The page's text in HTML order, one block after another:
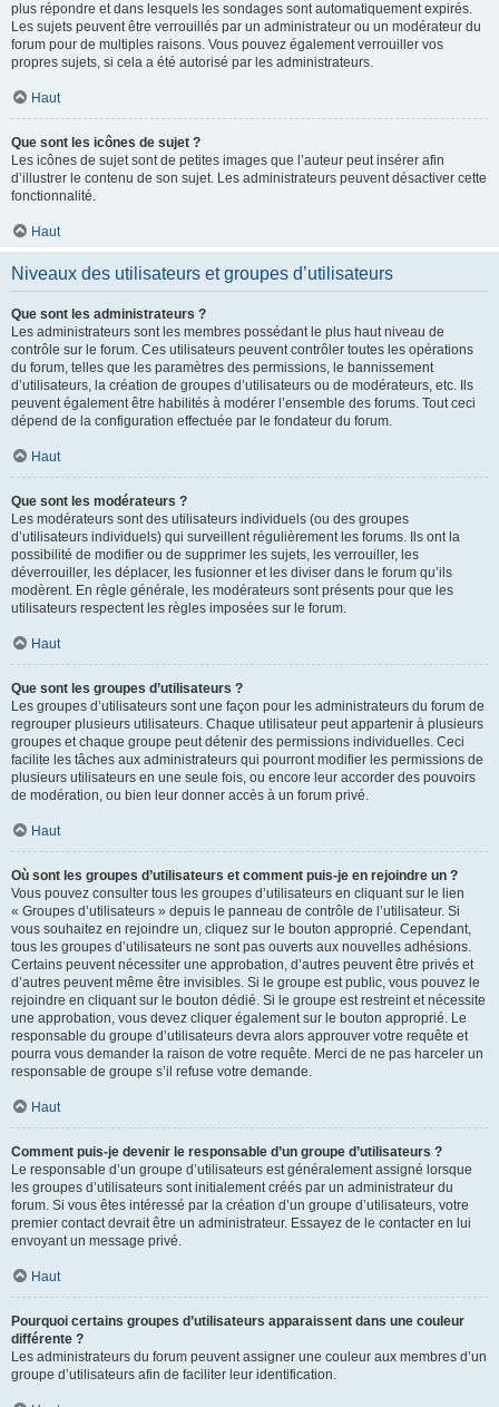
plus répondre et dans lesquels les sondages sont automatiquement expirés.
Les sujets peuvent être verrouillés par un administrateur ou un modérateur du
forum pour de multiples raisons. Vous pouvez également verrouiller vos
propres sujets, si cela a été autorisé par les administrateurs.
Haut
Que sont les icônes de sujet ?
Les icônes de sujet sont de petites images que l’auteur peut insérer afin
d’illustrer le contenu de son sujet. Les administrateurs peuvent désactiver cette
fonctionnalité.
Haut
Niveaux des utilisateurs et groupes d’utilisateurs
Que sont les administrateurs ?
Les administrateurs sont les membres possédant le plus haut niveau de
contrôle sur le forum. Ces utilisateurs peuvent contrôler toutes les opérations
du forum, telles que les paramètres des permissions, le bannissement
d’utilisateurs, la création de groupes d’utilisateurs ou de modérateurs, etc. Ils
peuvent également être habilités à modérer l’ensemble des forums. Tout ceci
dépend de la configuration effectuée par le fondateur du forum.
Haut
Que sont les modérateurs ?
Les modérateurs sont des utilisateurs individuels (ou des groupes
d’utilisateurs individuels) qui surveillent régulièrement les forums. Ils ont la
possibilité de modifier ou de supprimer les sujets, les verrouiller, les
déverrouiller, les déplacer, les fusionner et les diviser dans le forum qu’ils
modèrent. En règle générale, les modérateurs sont présents pour que les
utilisateurs respectent les règles imposées sur le forum.
Haut
Que sont les groupes d’utilisateurs ?
Les groupes d’utilisateurs sont une façon pour les administrateurs du forum de
regrouper plusieurs utilisateurs. Chaque utilisateur peut appartenir à plusieurs
groupes et chaque groupe peut détenir des permissions individuelles. Ceci
facilite les tâches aux administrateurs qui pourront modifier les permissions de
plusieurs utilisateurs en une seule fois, ou encore leur accorder des pouvoirs
de modération, ou bien leur donner accès à un forum privé.
Haut
Où sont les groupes d’utilisateurs et comment puis-je en rejoindre un ?
Vous pouvez consulter tous les groupes d’utilisateurs en cliquant sur le lien
« Groupes d’utilisateurs » depuis le panneau de contrôle de l’utilisateur. Si
vous souhaitez en rejoindre un, cliquez sur le bouton approprié. Cependant,
tous les groupes d’utilisateurs ne sont pas ouverts aux nouvelles adhésions.
Certains peuvent nécessiter une approbation, d’autres peuvent être privés et
d’autres peuvent même être invisibles. Si le groupe est public, vous pouvez le
rejoindre en cliquant sur le bouton dédié. Si le groupe est restreint et nécessite
une approbation, vous devez cliquer également sur le bouton approprié. Le
responsable du groupe d’utilisateurs devra alors approuver votre requête et
pourra vous demander la raison de votre requête. Merci de ne pas harceler un
responsable de groupe s’il refuse votre demande.
Haut
Comment puis-je devenir le responsable d’un groupe d’utilisateurs ?
Le responsable d’un groupe d’utilisateurs est généralement assigné lorsque
les groupes d’utilisateurs sont initialement créés par un administrateur du
forum. Si vous êtes intéressé par la création d’un groupe d’utilisateurs, votre
premier contact devrait être un administrateur. Essayez de le contacter en lui
envoyant un message privé.
Haut
Pourquoi certains groupes d’utilisateurs apparaissent dans une couleur
différente ?
Les administrateurs du forum peuvent assigner une couleur aux membres d’un
groupe d’utilisateurs afin de faciliter leur identification.